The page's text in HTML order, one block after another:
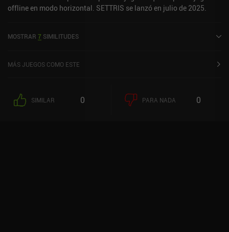
offline en modo horizontal. SETTRIS se lanzó en julio de 2025.
MOSTRAR 7 SIMILITUDES
MÁS JUEGOS COMO ESTE
SIMILAR 0 PARA NADA 0